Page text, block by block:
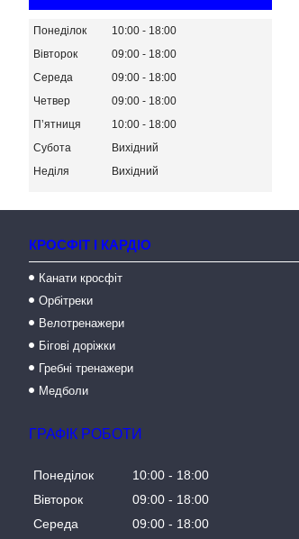
Понеділок 10:00
18:00
Вівторок
09:00
18:00
Середа
09:00
18:00
Четвер
09:00
18:00
Пʼятниця
10:00
18:00
Субота
Вихідний
Неділя
Вихідний
КРОСФІТ І КАРДІО
Канати кросфіт
Орбітреки
Велотренажери
Бігові доріжки
Гребні тренажери
Медболи
ГРАФІК РОБОТИ
Понеділок 10:00
18:00
Вівторок
09:00
18:00
Середа
09:00 18:00